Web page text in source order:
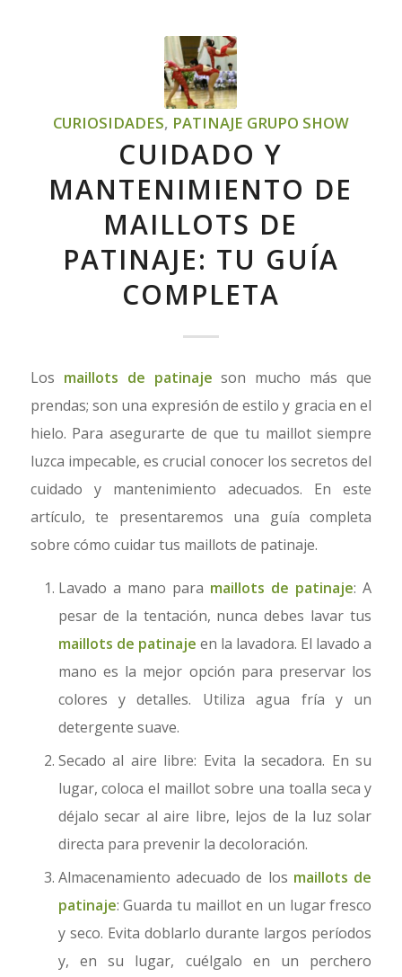
CURIOSIDADES, PATINAJE GRUPO SHOW
CUIDADO Y
MANTENIMIENTO DE
MAILLOTS DE
PATINAJE: TU GUÍA
COMPLETA
Los maillots de patinaje son mucho más que
prendas; son una expresión de estilo y gracia en el
hielo. Para asegurarte de que tu maillot siempre
luzca impecable, es crucial conocer los secretos del
cuidado y mantenimiento adecuados. En este
artículo, te presentaremos una guía completa
sobre cómo cuidar tus maillots de patinaje.
Lavado a mano para maillots de patinaje: A
pesar de la tentación, nunca debes lavar tus
maillots de patinaje en la lavadora. El lavado a
mano es la mejor opción para preservar los
colores y detalles. Utiliza agua fría y un
detergente suave.
Secado al aire libre: Evita la secadora. En su
lugar, coloca el maillot sobre una toalla seca y
déjalo secar al aire libre, lejos de la luz solar
directa para prevenir la decoloración.
Almacenamiento adecuado de los maillots de
patinaje: Guarda tu maillot en un lugar fresco
y seco. Evita doblarlo durante largos períodos
y, en su lugar, cuélgalo en un perchero